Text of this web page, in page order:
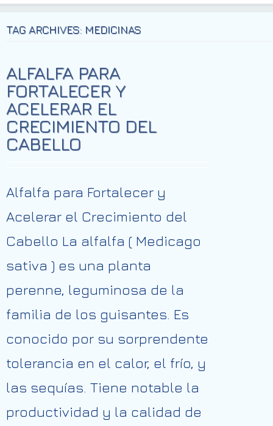
TAG ARCHIVES: MEDICINAS
ALFALFA PARA
FORTALECER Y
ACELERAR EL
CRECIMIENTO DEL
CABELLO
Alfalfa para Fortalecer y
Acelerar el Crecimiento del
Cabello La alfalfa ( Medicago
sativa ) es una planta
perenne, leguminosa de la
familia de los guisantes. Es
conocido por su sorprendente
tolerancia en el calor, el frío, y
las sequías. Tiene notable la
productividad y la calidad de